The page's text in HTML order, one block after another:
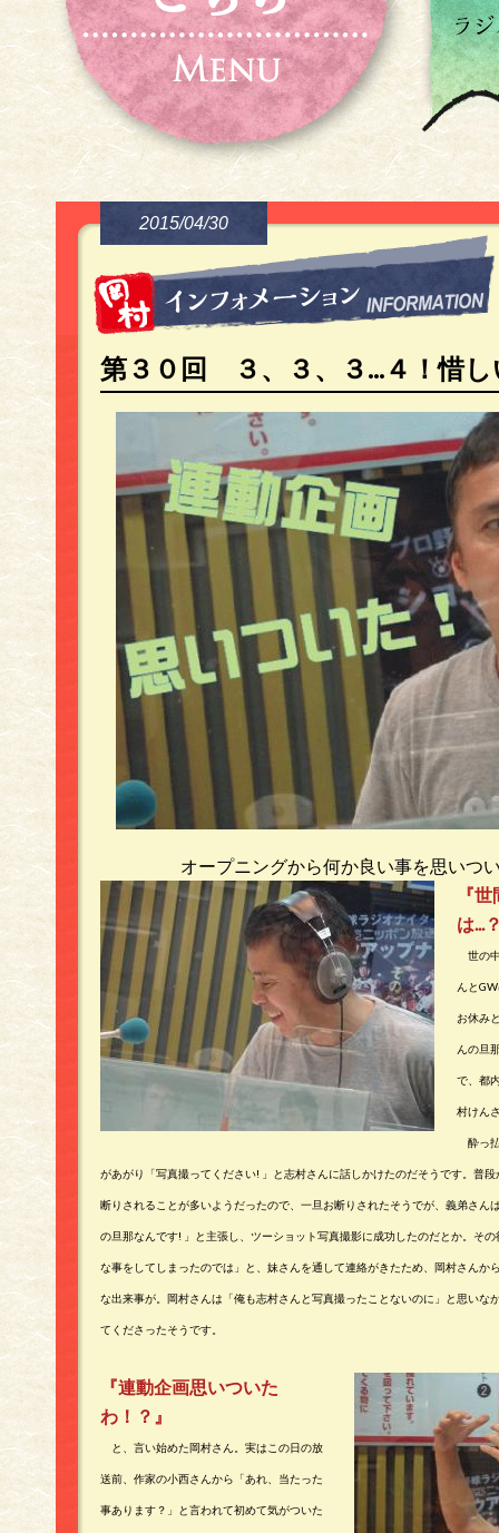
2015/04/30
第３０回 ３、３、３...４！惜し
オープニングから何か良い事を思いつ
『
は...
世の
んと
お休み
んの旦
で、都
村けん
酔っ
があがり「写真撮ってください! 」と志村さんに話しかけたのだそうです。普
断りされることが多いようだったので、一旦お断りされたそうでが、義弟さん
の旦那なんです! 」と主張し、ツーショット写真撮影に成功したのだとか。そ
な事をしてしまったのでは」と、妹さんを通して連絡がきたため、岡村さんか
な出来事が。岡村さんは「俺も志村さんと写真撮ったことないのに」と思いな
てくださったそうです。
『連動企画思いついた
わ！？』
と、言い始めた岡村さん。実はこの日の放
送前、作家の小西さんから「あれ、当たった
事あります？」と言われて初めて気がついた